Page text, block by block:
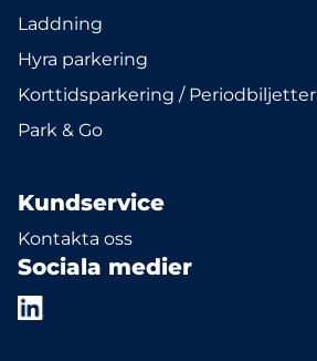
Laddning
Hyra parkering
Korttidsparkering / Periodbiljetter
Park & Go
Kundservice
Kontakta oss
Sociala medier